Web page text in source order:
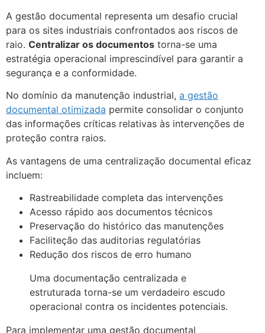
A gestão documental representa um desafio crucial
para os sites industriais confrontados aos riscos de
raio. Centralizar os documentos torna-se uma
estratégia operacional imprescindível para garantir a
segurança e a conformidade.
No domínio da manutenção industrial, a gestão
documental otimizada permite consolidar o conjunto
das informações críticas relativas às intervenções de
proteção contra raios.
As vantagens de uma centralização documental eficaz
incluem:
Rastreabilidade completa das intervenções
Acesso rápido aos documentos técnicos
Preservação do histórico das manutenções
Faciliteção das auditorias regulatórias
Redução dos riscos de erro humano
Uma documentação centralizada e
estruturada torna-se um verdadeiro escudo
operacional contra os incidentes potenciais.
Para implementar uma gestão documental